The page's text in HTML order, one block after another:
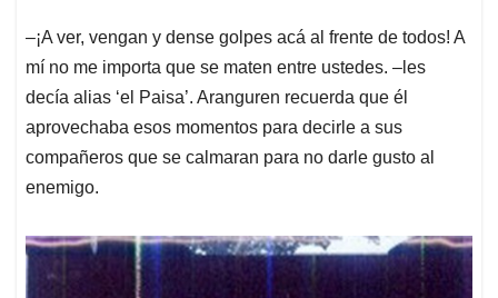
‒¡A ver, vengan y dense golpes acá al frente de todos! A
mí no me importa que se maten entre ustedes. ‒les
decía alias ‘el Paisa’. Aranguren recuerda que él
aprovechaba esos momentos para decirle a sus
compañeros que se calmaran para no darle gusto al
enemigo.